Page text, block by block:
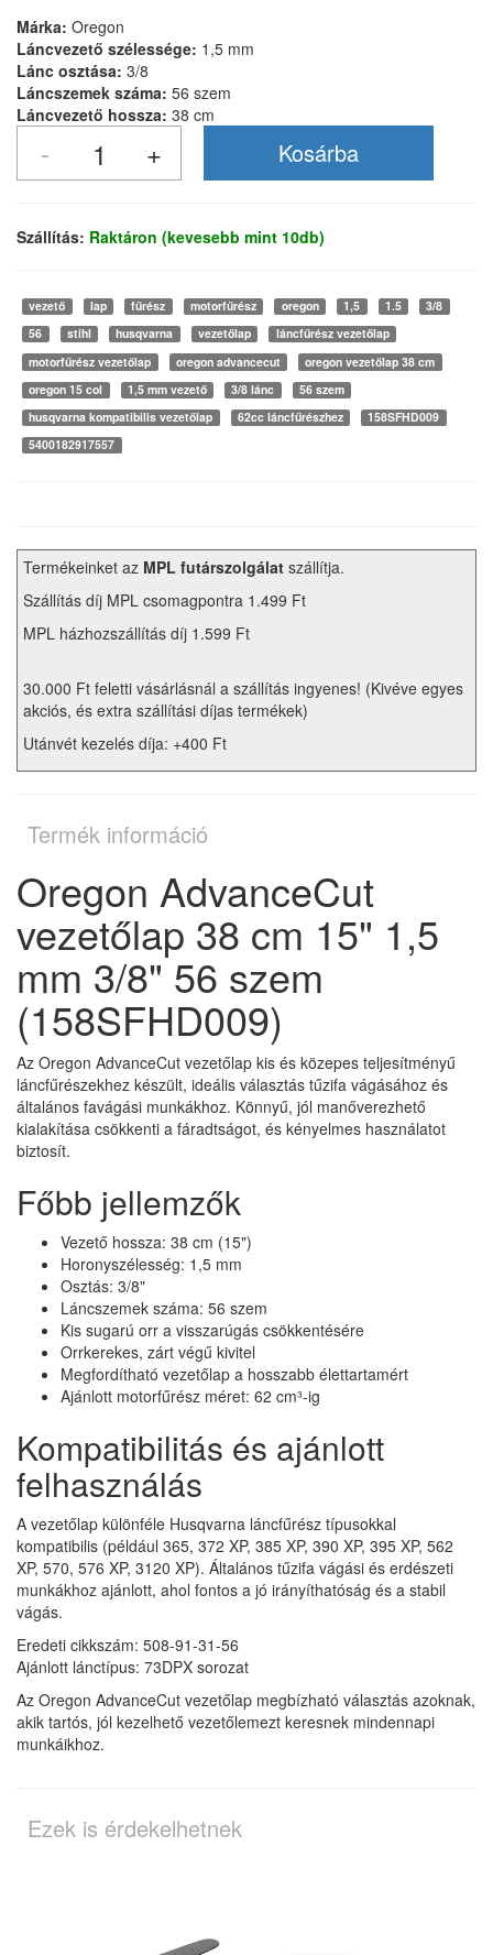
Márka: Oregon
Láncvezető szélessége: 1,5 mm
Lánc osztása: 3/8
Láncszemek száma: 56 szem
Láncvezető hossza: 38 cm
Szállítás: Raktáron (kevesebb mint 10db)
vezető lap fűrész motorfűrész oregon 1,5 1.5
3/8
56
stihl husqvarna vezetőlap
láncfűrész vezetőlap
motorfűrész vezetőlap
oregon advancecut
oregon vezetőlap 38 cm
oregon 15 col
1,5 mm vezető 3/8 lánc
56 szem
husqvarna kompatibilis vezetőlap
62cc láncfűrészhez
158SFHD009
5400182917557
Termékeinket az MPL futárszolgálat szállítja.
Szállítás díj MPL csomagpontra 1.499 Ft
MPL házhozszállítás díj 1.599 Ft
30.000 Ft feletti vásárlásnál a szállítás ingyenes! (Kivéve egyes
akciós, és extra szállítási díjas termékek)
Utánvét kezelés díja: +400 Ft
Termék információ
Oregon AdvanceCut
vezetőlap 38 cm 15" 1,5
mm 3/8" 56 szem
(158SFHD009)
Az Oregon AdvanceCut vezetőlap kis és közepes teljesítményű
láncfűrészekhez készült, ideális választás tűzifa vágásához és
általános favágási munkákhoz. Könnyű, jól manőverezhető
kialakítása csökkenti a fáradtságot, és kényelmes használatot
biztosít.
Főbb jellemzők
Vezető hossza: 38 cm (15")
Horonyszélesség: 1,5 mm
Osztás: 3/8"
Láncszemek száma: 56 szem
Kis sugarú orr a visszarúgás csökkentésére
Orrkerekes, zárt végű kivitel
Megfordítható vezetőlap a hosszabb élettartamért
Ajánlott motorfűrész méret: 62 cm³-ig
Kompatibilitás és ajánlott
felhasználás
A vezetőlap különféle Husqvarna láncfűrész típusokkal
kompatibilis (például 365, 372 XP, 385 XP, 390 XP, 395 XP, 562
XP, 570, 576 XP, 3120 XP). Általános tűzifa vágási és erdészeti
munkákhoz ajánlott, ahol fontos a jó irányíthatóság és a stabil
vágás.
Eredeti cikkszám: 508-91-31-56
Ajánlott lánctípus: 73DPX sorozat
Az Oregon AdvanceCut vezetőlap megbízható választás azoknak,
akik tartós, jól kezelhető vezetőlemezt keresnek mindennapi
munkáikhoz.
Ezek is érdekelhetnek